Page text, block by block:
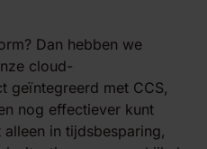
Dan hebben we
cloud-
geïntegreerd met CCS,
nog effectiever kunt
in tijdsbesparing,